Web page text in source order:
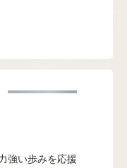
強い歩みを応援